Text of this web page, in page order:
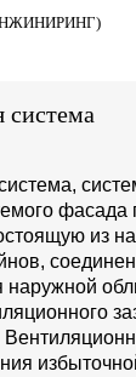
система
фасада
из
наружной